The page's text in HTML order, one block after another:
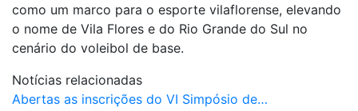
como um marco para o esporte vilaflorense, elevando
o nome de Vila Flores e do Rio Grande do Sul no
cenário do voleibol de base.
Notícias relacionadas
Abertas as inscrições do VI Simpósio de…